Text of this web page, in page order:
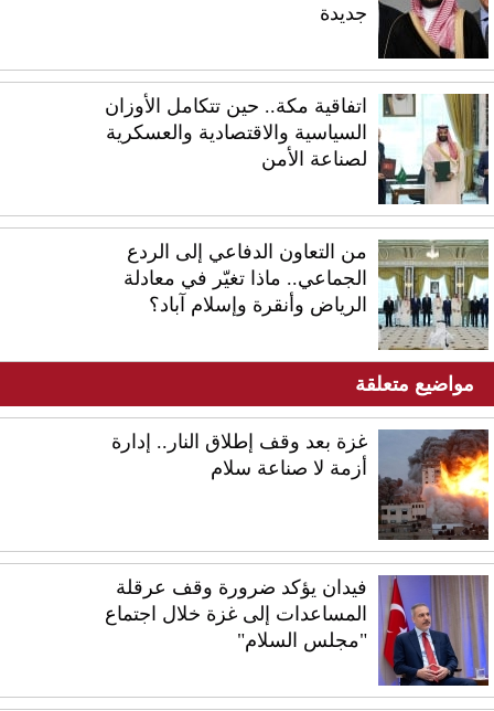
جديدة
اتفاقية مكة.. حين تتكامل الأوزان
السياسية والاقتصادية والعسكرية
لصناعة الأمن
من التعاون الدفاعي إلى الردع
الجماعي.. ماذا تغيّر في معادلة
الرياض وأنقرة وإسلام آباد؟
مواضيع متعلقة
غزة بعد وقف إطلاق النار.. إدارة
أزمة لا صناعة سلام
فيدان يؤكد ضرورة وقف عرقلة
المساعدات إلى غزة خلال اجتماع
"مجلس السلام"